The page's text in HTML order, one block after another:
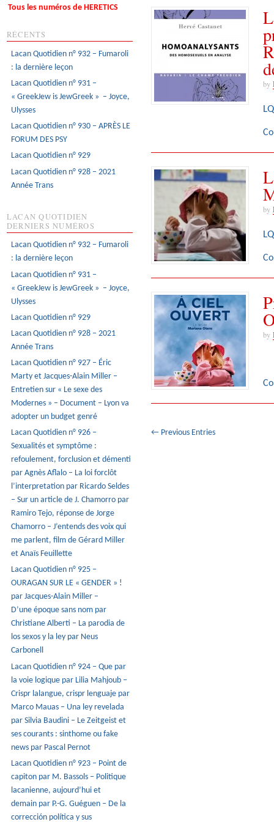
by
by
by
← Previous Entries
Tous les numéros de HERETICS
RÉCENTS
Lacan Quotidien n° 932 – Fumaroli
: la dernière leçon
Lacan Quotidien n° 931 –
« GreekJew is JewGreek » – Joyce,
Ulysses
Lacan Quotidien n° 930 – APRÈS LE
FORUM DES PSY
Lacan Quotidien n° 929
Lacan Quotidien n° 928 – 2021
Année Trans
LACAN QUOTIDIEN
DERNIERS NUMÉROS
Lacan Quotidien n° 932 – Fumaroli
: la dernière leçon
Lacan Quotidien n° 931 –
« GreekJew is JewGreek » – Joyce,
Ulysses
Lacan Quotidien n° 929
Lacan Quotidien n° 928 – 2021
Année Trans
Lacan Quotidien n° 927 – Éric
Marty et Jacques-Alain Miller –
Entretien sur « Le sexe des
Modernes » – Document – Lyon va
adopter un budget genré
Lacan Quotidien n° 926 –
Sexualités et symptôme :
refoulement, forclusion et démenti
par Agnès Aflalo – La loi forclôt
l’interpretation par Ricardo Seldes
– Sur un article de J. Chamorro par
Ramiro Tejo, réponse de Jorge
Chamorro – J’entends des voix qui
me parlent, film de Gérard Miller
et Anaïs Feuillette
Lacan Quotidien n° 925 –
OURAGAN SUR LE « GENDER » !
par Jacques-Alain Miller –
D’une époque sans nom par
Christiane Alberti – La parodia de
los sexos y la ley par Neus
Carbonell
Lacan Quotidien n° 924 – Que par
la voie logique par Lilia Mahjoub –
Crispr lalangue, crispr lenguaje par
Marco Mauas – Una ley revelada
par Silvia Baudini – Le Zeitgeist et
ses courants : sinthome ou fake
news par Pascal Pernot
Lacan Quotidien n° 923 – Point de
capiton par M. Bassols – Politique
lacanienne, aujourd’hui et
demain par P.-G. Guéguen – De la
corrección política y sus